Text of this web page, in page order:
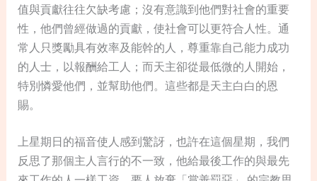
值與貢獻往往欠缺考慮；沒有意識到他們對社會的重要
性，他們曾經做過的貢獻，使社會可以更符合人性。通
常人只獎勵具有效率及能幹的人，尊重靠自己能力成功
的人士，以報酬給工人；而天主卻從最低微的人開始，
特別憐愛他們，並幫助他們。這些都是天主白白的恩
賜。
上星期日的福音使人感到驚訝，也許在這個星期，我們
反思了那個主人言行的不一致，他給最後工作的與最先